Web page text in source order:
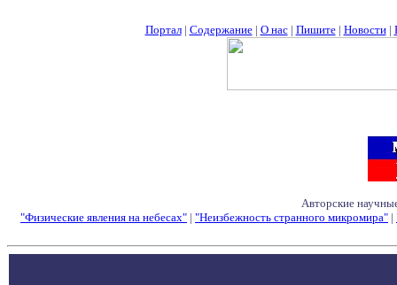
Портал| Содержание| О нас| Пишите| Новости|
Авторские
"Физические явления на небесах" | "Неизбежность странного микромира" |